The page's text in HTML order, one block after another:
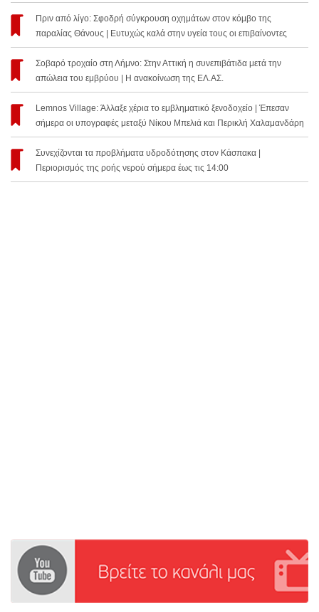
Πριν από λίγο: Σφοδρή σύγκρουση οχημάτων στον κόμβο της
παραλίας Θάνους | Ευτυχώς καλά στην υγεία τους οι επιβαίνοντες
Σοβαρό τροχαίο στη Λήμνο: Στην Αττική η συνεπιβάτιδα μετά την
απώλεια του εμβρύου | Η ανακοίνωση της ΕΛ.ΑΣ.
Lemnos Village: Άλλαξε χέρια το εμβληματικό ξενοδοχείο | Έπεσαν
σήμερα οι υπογραφές μεταξύ Νίκου Μπελιά και Περικλή Χαλαμανδάρη
Συνεχίζονται τα προβλήματα υδροδότησης στον Κάσπακα |
Περιορισμός της ροής νερού σήμερα έως τις 14:00